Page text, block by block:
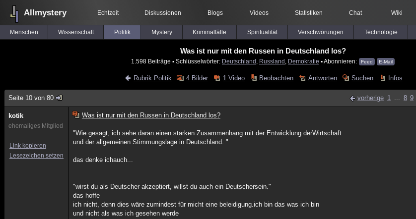
Allmystery Echtzeit Diskussionen Blogs Videos Statistiken Chat Wiki
Menschen Wissenschaft Politik Mystery Kriminalfälle Spiritualität Verschwörungen Technologie
Was ist nur mit den Russen in Deutschland los?
1.598 Beiträge ▪ Schlüsselwörter: Deutschland Russland Demokratie ▪ Abonnieren: Feed E-Mail
Rubrik Politik 4 Bilder 1 Video Beobachten Antworten Suchen Infos
Seite 10 von 80 vorherige 1 ... 8 9
kotik
ehemaliges Mitglied
Link kopieren
Lesezeichen setzen
Was ist nur mit den Russen in Deutschland los?
"Wie gesagt, ich sehe daran einen starken Zusammenhang mit der Entwicklung derWirtschaft
und der allgemeinen Stimmungslage in Deutschland. "
das denke ichauch...
"wirst du als Deutscher akzeptiert, willst du auch ein Deutschersein."
das hoffe
ich nicht, denn dies wäre zumindest für micht eine beleidigung.ich bin das was ich bin
und nicht als was ich gesehen werde